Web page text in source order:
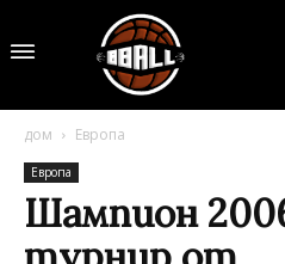
дом Европа
Европа
Шампион